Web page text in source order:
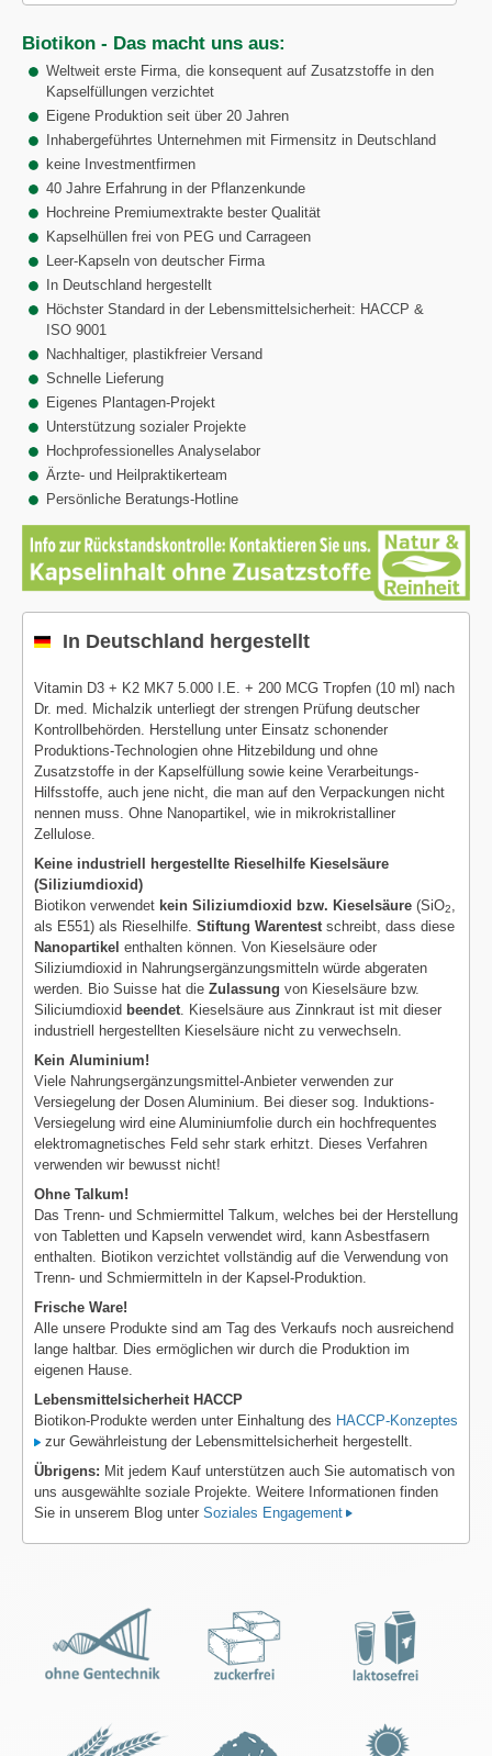
Biotikon - Das macht uns aus:
Weltweit erste Firma, die konsequent auf Zusatzstoffe in den
Kapselfüllungen verzichtet
Eigene Produktion seit über 20 Jahren
Inhabergeführtes Unternehmen mit Firmensitz in Deutschland
keine Investmentfirmen
40 Jahre Erfahrung in der Pflanzenkunde
Hochreine Premiumextrakte bester Qualität
Kapselhüllen frei von PEG und Carrageen
Leer-Kapseln von deutscher Firma
In Deutschland hergestellt
Höchster Standard in der Lebensmittelsicherheit: HACCP &
ISO 9001
Nachhaltiger, plastikfreier Versand
Schnelle Lieferung
Eigenes Plantagen-Projekt
Unterstützung sozialer Projekte
Hochprofessionelles Analyselabor
Ärzte- und Heilpraktikerteam
Persönliche Beratungs-Hotline
In Deutschland hergestellt
Vitamin D3 + K2 MK7 5.000 I.E. + 200 MCG Tropfen (10 ml) nach
Dr. med. Michalzik unterliegt der strengen Prüfung deutscher
Kontrollbehörden. Herstellung unter Einsatz schonender
Produktions-Technologien ohne Hitzebildung und ohne
Zusatzstoffe in der Kapselfüllung sowie keine Verarbeitungs-
Hilfsstoffe, auch jene nicht, die man auf den Verpackungen nicht
nennen muss. Ohne Nanopartikel, wie in mikrokristalliner
Zellulose.
Keine industriell hergestellte Rieselhilfe Kieselsäure
(Siliziumdioxid)
Biotikon verwendet kein Siliziumdioxid bzw. Kieselsäure (SiO2,
als E551) als Rieselhilfe. Stiftung Warentestschreibt, dass diese
Nanopartikel enthalten können. Von Kieselsäure oder
Siliziumdioxid in Nahrungsergänzungsmitteln würde abgeraten
werden. Bio Suisse hat die Zulassung von Kieselsäure bzw.
Siliciumdioxid beendet. Kieselsäure aus Zinnkraut ist mit dieser
industriell hergestellten Kieselsäure nicht zu verwechseln.
Kein Aluminium!
Viele Nahrungsergänzungsmittel-Anbieter verwenden zur
Versiegelung der Dosen Aluminium. Bei dieser sog. Induktions-
Versiegelung wird eine Aluminiumfolie durch ein hochfrequentes
elektromagnetisches Feld sehr stark erhitzt. Dieses Verfahren
verwenden wir bewusst nicht!
Ohne Talkum!
Das Trenn- und Schmiermittel Talkum, welches bei der Herstellung
von Tabletten und Kapseln verwendet wird, kann Asbestfasern
enthalten. Biotikon verzichtet vollständig auf die Verwendung von
Trenn- und Schmiermitteln in der Kapsel-Produktion.
Frische Ware!
Alle unsere Produkte sind am Tag des Verkaufs noch ausreichend
lange haltbar. Dies ermöglichen wir durch die Produktion im
eigenen Hause.
Lebensmittelsicherheit HACCP
Biotikon-Produkte werden unter Einhaltung des HACCP-Konzeptes
zur Gewährleistung der Lebensmittelsicherheit hergestellt.
Übrigens: Mit jedem Kauf unterstützen auch Sie automatisch von
uns ausgewählte soziale Projekte. Weitere Informationen finden
Sie in unserem Blog unter Soziales Engagement